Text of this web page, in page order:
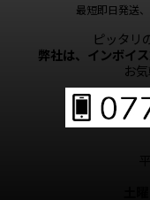
最短即日発送
ピッタリ
弊社は、インボイ
お